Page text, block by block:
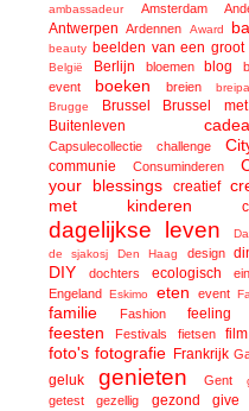
ambassadeur Amsterdam
Antwerpen Ardennen Award
beauty beelden van een groot
België Berlijn bloemen blog
event
boeken breien
Brugge
Brussel
Brussel
Buitenleven
Capsulecollectie challenge
communie Consuminderen
your blessings
creatief
met kinderen
dagelijkse leven
de sjakosj
Den Haag design
DIY dochters ecologisch
Engeland
Eskimo eten event
familie Fashion feeling
feesten Festivals fietsen film
foto's fotografie Frankrijk
geluk genieten Gent
getest gezellig gezond give